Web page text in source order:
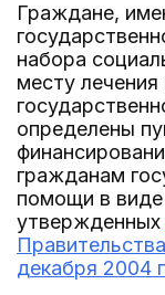
Граждане,
набора
месту
определены
гражданам
помощи в виде
утвержденных
декабря 2004